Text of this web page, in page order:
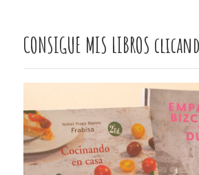
CONSIGUE MIS LIBROS